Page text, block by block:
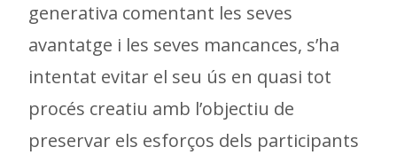
generativa comentant les seves
avantatge i les seves mancances, s’ha
intentat evitar el seu ús en quasi tot
procés creatiu amb l’objectiu de
preservar els esforços dels participants